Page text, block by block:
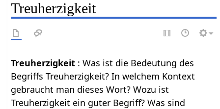
Treuherzigkeit
Treuherzigkeit : Was ist die Bedeutung des
Begriffs Treuherzigkeit? In welchem Kontext
gebraucht man dieses Wort? Wozu ist
Treuherzigkeit ein guter Begriff? Was sind